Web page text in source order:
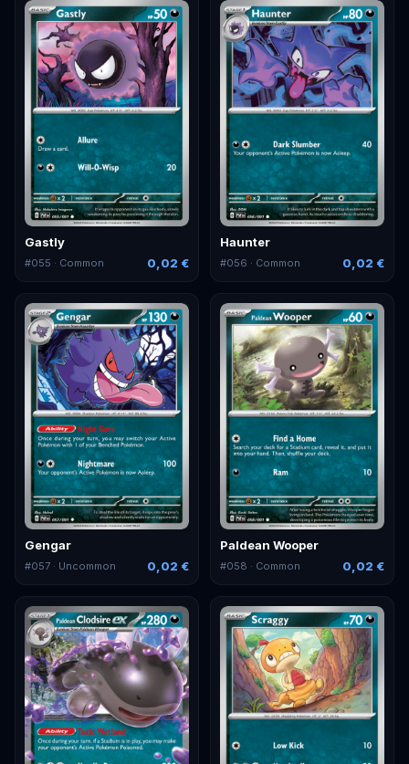
Gastly
#055 · Common 0,02 €
Haunter
#056 · Common 0,02 €
Gengar
#057 · Uncommon 0,02 €
Paldean Wooper
#058 · Common 0,02 €